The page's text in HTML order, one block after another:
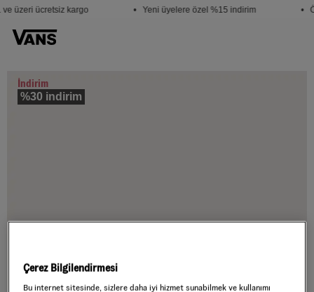
üzeri ücretsiz kargo • Yeni üyelere özel %15 indirim •
İndirim
%30 indirim
Çerez Bilgilendirmesi
Bu internet sitesinde, sizlere daha iyi hizmet sunabilmek ve kullanımı